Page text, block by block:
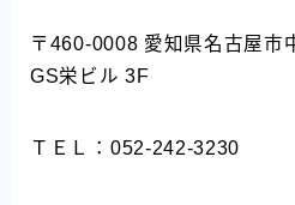
〒460-0008 愛知県名古屋市
GS栄ビル 3F
ＴＥＬ：052-242-3230